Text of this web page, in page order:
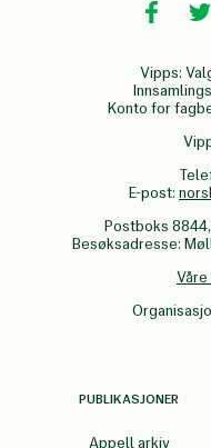
Vipps:
Konto for
E-post:
Postboks
Besøksadresse:
PUBLIKASJONER
Appell arkiv